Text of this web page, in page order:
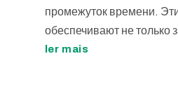
промежуток времени.
обеспечивают не
ler mais